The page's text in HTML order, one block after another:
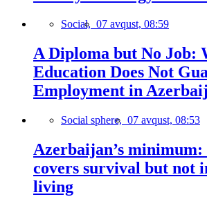
Social, 07 avqust, 08:59
A Diploma but No Job:
Education Does Not
Employment in
Social sphere, 07 avqust, 08:53
Azerbaijan’s minimum:
covers survival but not
living